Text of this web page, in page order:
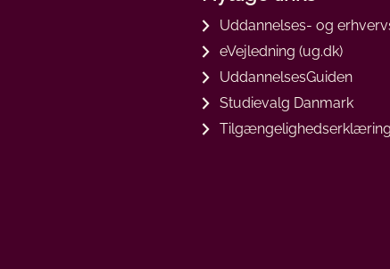
Uddannelses- og
eVejledning (ug.dk)
UddannelsesGuiden
Studievalg Danmark